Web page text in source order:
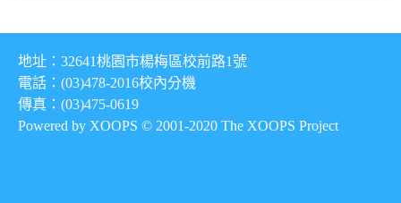
地址：32641桃園市楊梅區校前路1號
電話：(03)478-2016校內分機
傳真：(03)475-0619
Powered by XOOPS © 2001-2020 The XOOPS Project